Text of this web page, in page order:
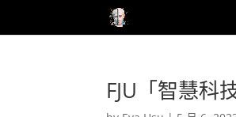
FJU「智慧科